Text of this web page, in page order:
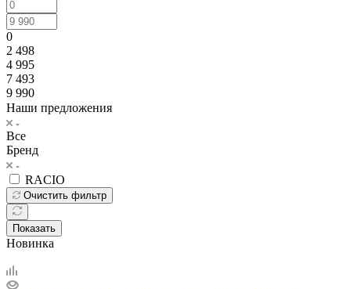
0
2 498
4 995
7 493
9 990
Наши предложения
Все
Бренд
RACIO
Очистить фильтр
Показать
Новинка